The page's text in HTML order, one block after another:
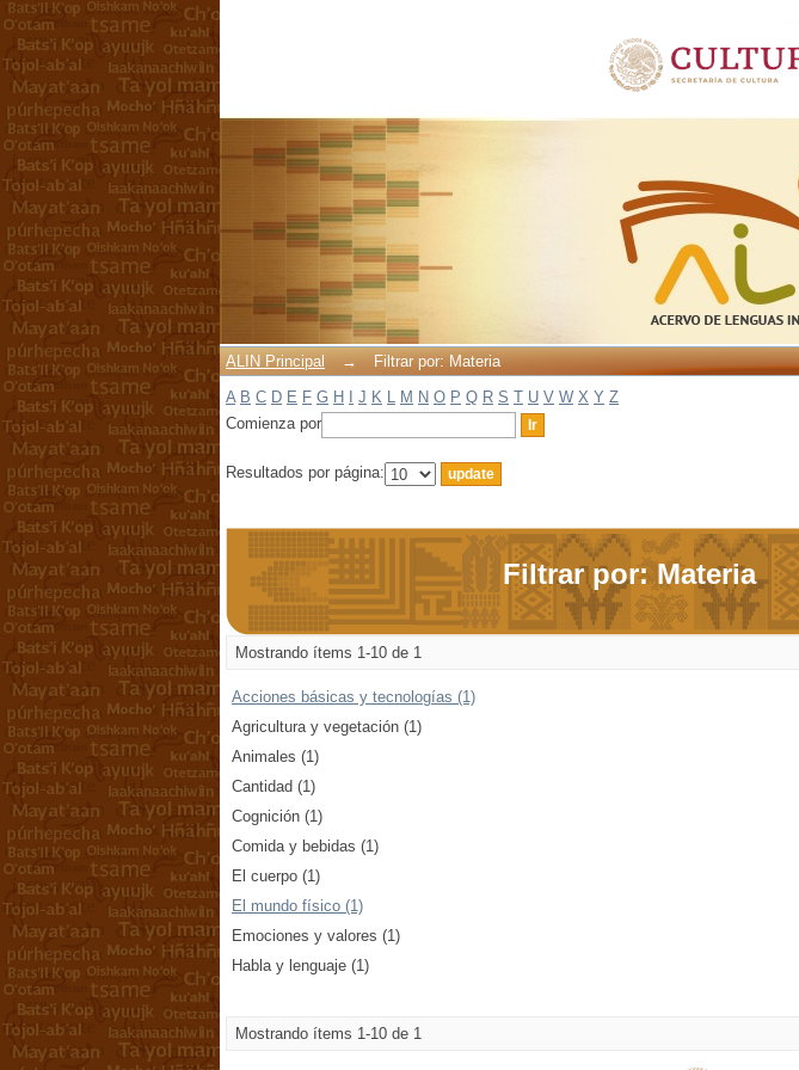
ALIN Principal →
Filtrar por: Materia
A B C D E F G H J K L M N O P Q R S T U V W X Y Z
Comienza por
Resultados por página:
Filtrar por: Materia
Mostrando ítems 1-10 de 1
Acciones básicas y tecnologías (1)
Agricultura y vegetación (1)
Animales (1)
Cantidad (1)
Cognición (1)
Comida y bebidas (1)
El cuerpo (1)
El mundo físico (1)
Emociones y valores (1)
Habla y lenguaje (1)
Mostrando ítems 1-10 de 1